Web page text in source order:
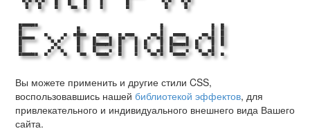
Extended!
Вы можете применить и другие стили CSS,
воспользовавшись нашей библиотекой эффектов, для
привлекательного и индивидуального внешнего вида Вашего
сайта.